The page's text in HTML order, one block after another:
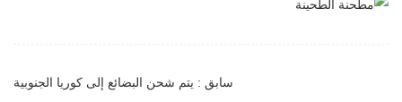
سابق : يتم شحن البضائع إلى كوريا الجنوبية